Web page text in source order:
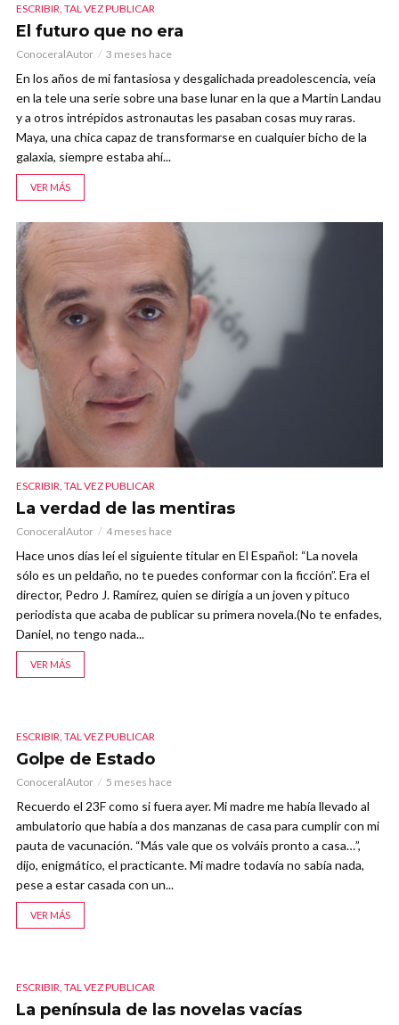
ESCRIBIR, TAL VEZ PUBLICAR
El futuro que no era
ConoceralAutor 3 meses hace
En los años de mi fantasiosa y desgalichada preadolescencia, veía
en la tele una serie sobre una base lunar en la que a Martin Landau
y a otros intrépidos astronautas les pasaban cosas muy raras.
Maya, una chica capaz de transformarse en cualquier bicho de la
galaxia, siempre estaba ahí...
VER MÁS
ESCRIBIR, TAL VEZ PUBLICAR
La verdad de las mentiras
ConoceralAutor 4 meses hace
Hace unos días leí el siguiente titular en El Español: “La novela
sólo es un peldaño, no te puedes conformar con la ficción”. Era el
director, Pedro J. Ramírez, quien se dirigía a un joven y pituco
periodista que acaba de publicar su primera novela.(No te enfades,
Daniel, no tengo nada...
VER MÁS
ESCRIBIR, TAL VEZ PUBLICAR
Golpe de Estado
ConoceralAutor 5 meses hace
Recuerdo el 23F como si fuera ayer. Mi madre me había llevado al
ambulatorio que había a dos manzanas de casa para cumplir con mi
pauta de vacunación. “Más vale que os volváis pronto a casa…”,
dijo, enigmático, el practicante. Mi madre todavía no sabía nada,
pese a estar casada con un...
VER MÁS
ESCRIBIR, TAL VEZ PUBLICAR
La península de las novelas vacías